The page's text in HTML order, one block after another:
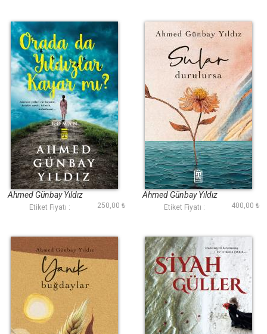
Orada da Yıldızlar
Kayar mı?
Ahmed Günbay Yıldız
Etiket Fiyatı : 250,00 ₺
Sular Durulursa
Ahmed Günbay Yıldız
Etiket Fiyatı : 400,00 ₺